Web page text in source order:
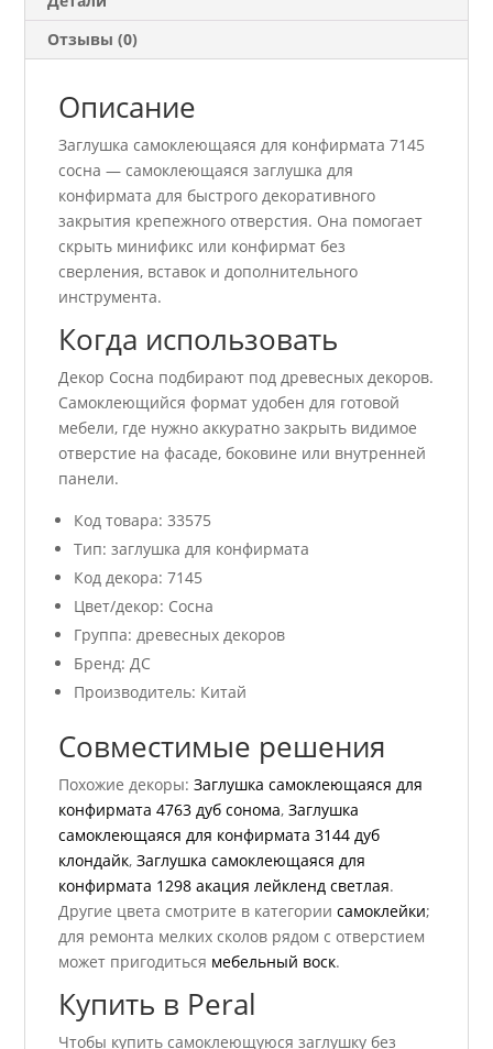
Отзывы (0)
Описание
Заглушка самоклеющаяся для конфирмата 7145
сосна — самоклеющаяся заглушка для
конфирмата для быстрого декоративного
закрытия крепежного отверстия. Она помогает
скрыть минификс или конфирмат без
сверления, вставок и дополнительного
инструмента.
Когда использовать
Декор Сосна подбирают под древесных декоров.
Самоклеющийся формат удобен для готовой
мебели, где нужно аккуратно закрыть видимое
отверстие на фасаде, боковине или внутренней
панели.
Код товара: 33575
Тип: заглушка для конфирмата
Код декора: 7145
Цвет/декор: Сосна
Группа: древесных декоров
Бренд: ДС
Производитель: Китай
Совместимые решения
Похожие декоры:Заглушка самоклеющаяся для
конфирмата 4763 дуб сонома,Заглушка
самоклеющаяся для конфирмата 3144 дуб
клондайк,Заглушка самоклеющаяся для
конфирмата 1298 акация лейкленд светлая.
Другие цвета смотрите в категориисамоклейки;
для ремонта мелких сколов рядом с отверстием
может пригодиться мебельный воск.
Купить в Peral
Чтобы купить самоклеющуюся заглушку без